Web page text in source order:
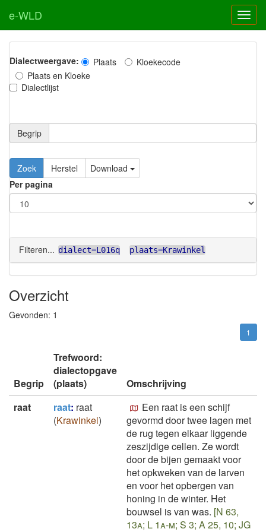
e-WLD
Dialectweergave: Plaats
Kloekecode
Plaats en Kloeke
Dialectlijst
Begrip
Zoek Herstel
Download
Per pagina
Filteren... dialect=L016q plaats=Krawinkel
Overzicht
Gevonden: 1
1
Begrip
Trefwoord:
dialectopgave
(plaats)
Omschrijving
raat
raat: raat
(Krawinkel)
Een raat is een schijf
gevormd door twee lagen met
de rug tegen elkaar liggende
zeszijdige cellen. Ze wordt
door de bijen gemaakt voor
het opkweken van de larven
en voor het opbergen van
honing in de winter. Het
bouwsel is van was. [N 63,
13a; L 1a-m; S 3; A 25, 10; JG